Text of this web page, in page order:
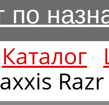
по
Каталог
Razr